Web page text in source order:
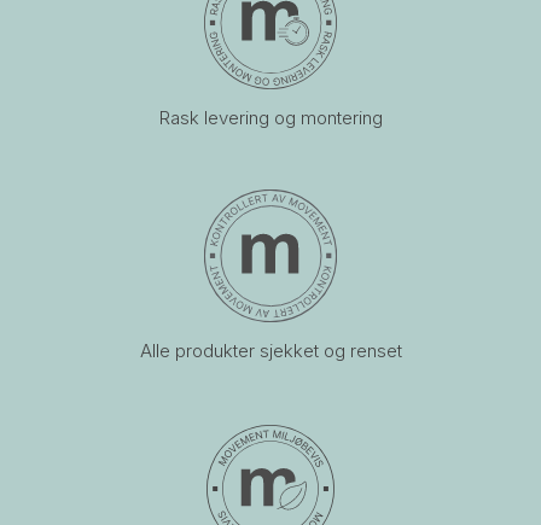
Rask levering og montering
Alle produkter sjekket og renset